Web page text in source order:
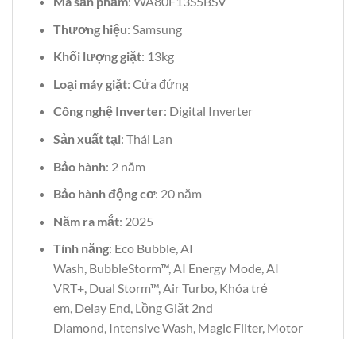
Thương hiệu: Samsung
Khối lượng giặt: 13kg
Loại máy giặt: Cửa đứng
Công nghệ Inverter: Digital Inverter
Sản xuất tại: Thái Lan
Bảo hành: 2 năm
Bảo hành động cơ: 20 năm
Năm ra mắt: 2025
Tính năng: Eco Bubble, AI
Wash, BubbleStorm™, AI Energy Mode, AI
VRT+, Dual Storm™, Air Turbo, Khóa trẻ
em, Delay End, Lồng Giặt 2nd
Diamond, Intensive Wash, Magic Filter, Motor